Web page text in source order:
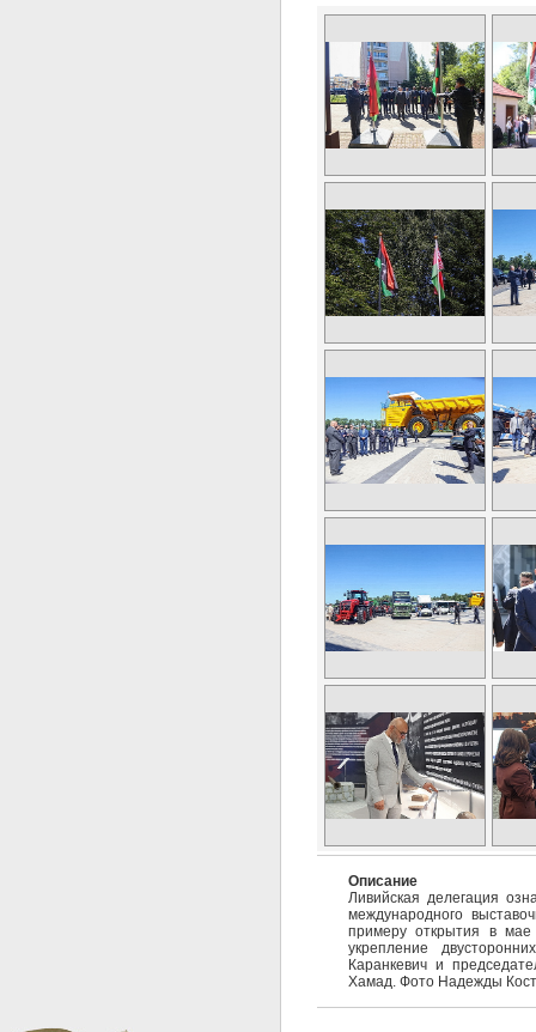
Описание
Ливийская делегация
международного
примеру открытия в
укрепление
Каранкевич и
Хамад. Фото Надежды